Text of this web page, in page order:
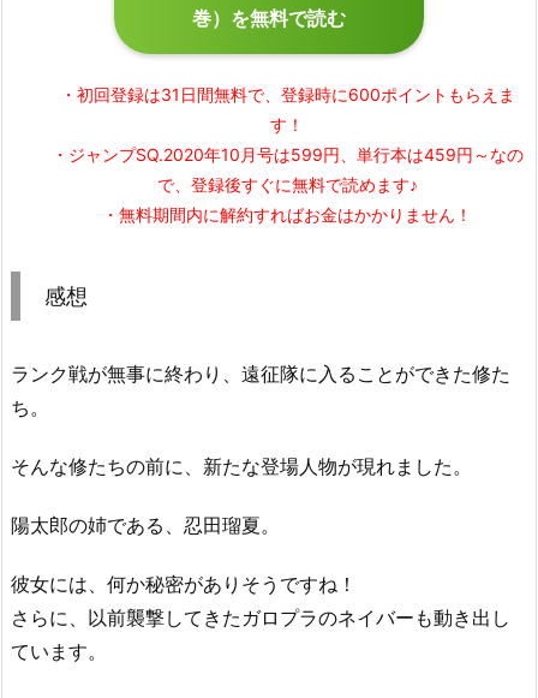
巻）を無料で読む
・初回登録は31日間無料で、登録時に600ポイントもらえま
す！
・ジャンプSQ.2020年10月号は599円、単行本は459円～なの
で、登録後すぐに無料で読めます♪
・無料期間内に解約すればお金はかかりません！
感想
ランク戦が無事に終わり、遠征隊に入ることができた修た
ち。
そんな修たちの前に、新たな登場人物が現れました。
陽太郎の姉である、忍田瑠夏。
彼女には、何か秘密がありそうですね！
さらに、以前襲撃してきたガロプラのネイバーも動き出し
ています。